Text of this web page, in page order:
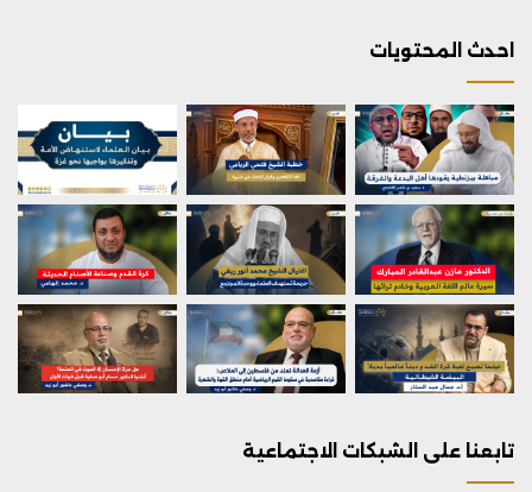
احدث المحتويات
تابعنا على الشبكات الاجتماعية